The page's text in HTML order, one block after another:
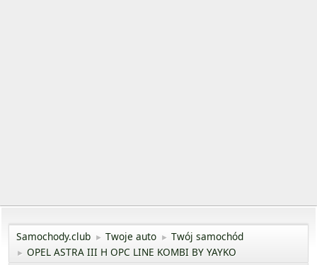
Samochody.club ► Twoje auto ► Twój samochód
► OPEL ASTRA III H OPC LINE KOMBI BY YAYKO